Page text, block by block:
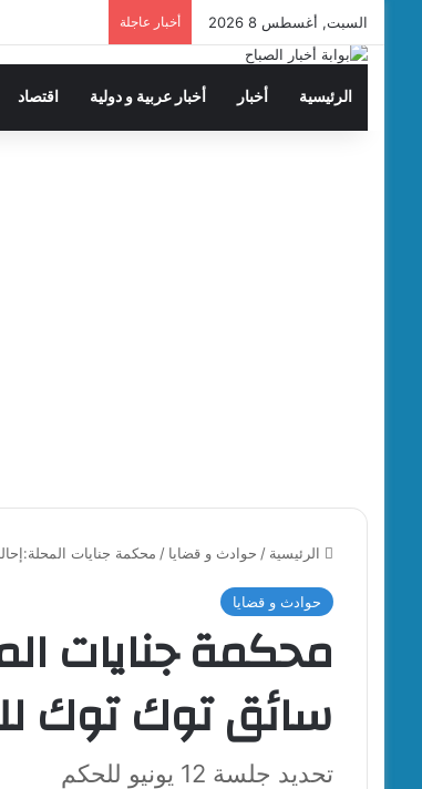
السبت, أغسطس 8 2026 أخبار عاجلة
الرئيسية أخبار أخبار عربية و دولية اقتصاد
الرئيسية / حوادث و قضايا / محكمة جنايات
حوادث و قضايا
محكمة جنايات
سائق توك توك
تحديد جلسة 12 يونيو للحكم